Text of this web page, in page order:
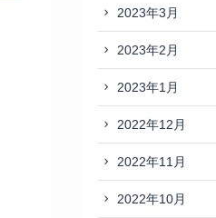
2023年3月
2023年2月
2023年1月
2022年12月
2022年11月
2022年10月